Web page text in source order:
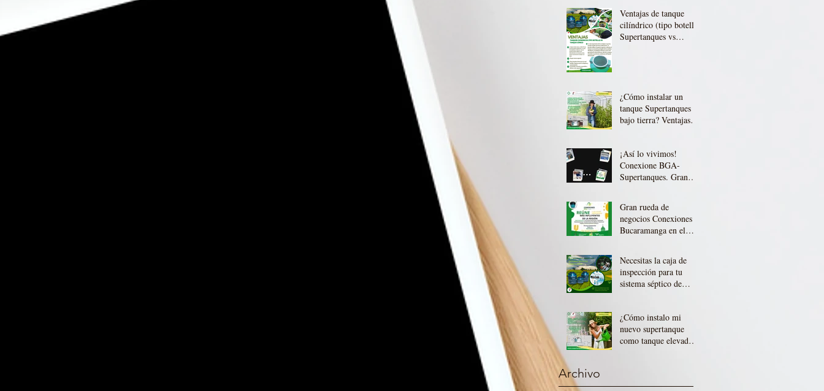
Supertanques?
Ventajas de tanque
cilíndrico (tipo botella)
Supertanques vs
¿Cómo instalar un
tanque Supertanques
bajo tierra? Ventajas de
¡Así lo vivimos!
Conexione BGA-
Supertanques. Gran
Bonita de
Bucaramanga
Gran rueda de
negocios Conexiones
Bucaramanga en el
Necesitas la caja de
inspección para tu
sistema séptico de
tú mismo!
¿Cómo instalo mi
nuevo supertanque
como tanque elevado?
Archivo